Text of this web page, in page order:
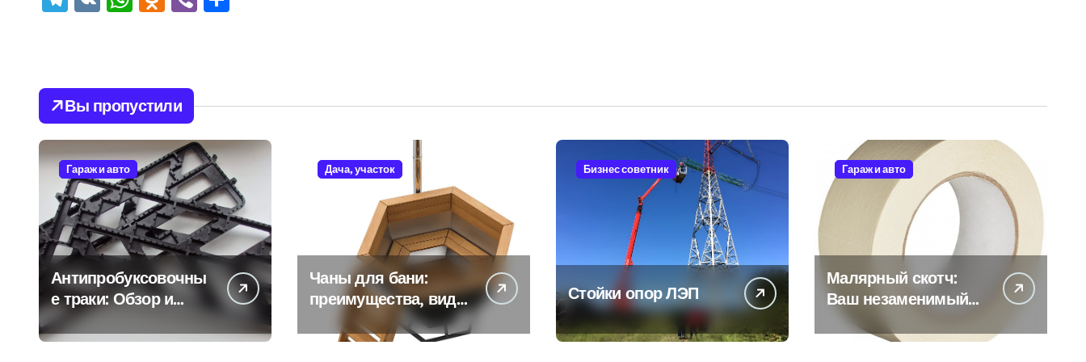
Вы пропустили
Гараж и авто
Антипробуксовочны
е траки: Обзор и
Преимущества
Дача, участок
Чаны для бани:
преимущества, виды
и особенности
использования
Бизнес советник
Стойки опор ЛЭП
Гараж и авто
Малярный скотч:
Ваш незаменимый
помощник при
ремонтных работах